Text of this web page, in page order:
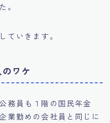
。
ていきます。
ワケ
務員も１階の国民年金
業勤めの会社員と同じに